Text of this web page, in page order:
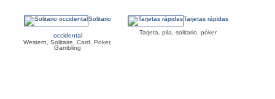
Solitario
occidental
Western, Solitaire, Card, Poker,
Gambling
Tarjetas rápidas
Tarjeta, pila, solitario, póker